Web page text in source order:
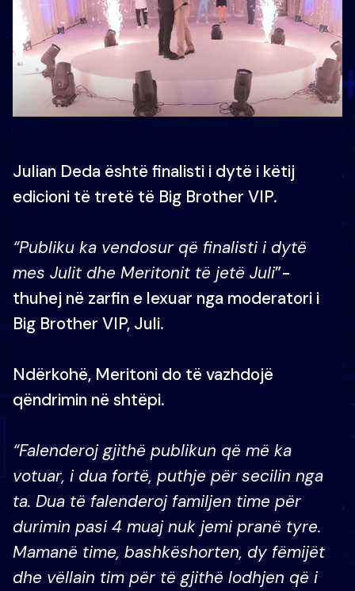
Julian Deda është finalisti i dytë i këtij
edicioni të tretë të Big Brother VIP.
“Publiku ka vendosur që finalisti i dytë
mes Julit dhe Meritonit të jetë Juli”-
thuhej në zarfin e lexuar nga moderatori i
Big Brother VIP, Juli.
Ndërkohë, Meritoni do të vazhdojë
qëndrimin në shtëpi.
“Falenderoj gjithë publikun që më ka
votuar, i dua fortë, puthje për secilin nga
ta. Dua të falenderoj familjen time për
durimin pasi 4 muaj nuk jemi pranë tyre.
Mamanë time, bashkëshorten, dy fëmijët
dhe vëllain tim për të gjithë lodhjen që i